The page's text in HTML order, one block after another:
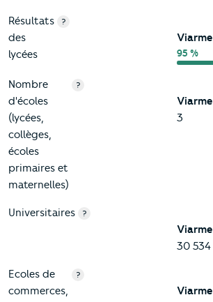
Résultats
des
lycées
?
Viarme
95 %
Nombre
d'écoles
(lycées,
collèges,
écoles
primaires et
maternelles)
?
Viarme
3
Universitaires ?
Viarme
30 534
Ecoles de
commerces,
?
Viarme